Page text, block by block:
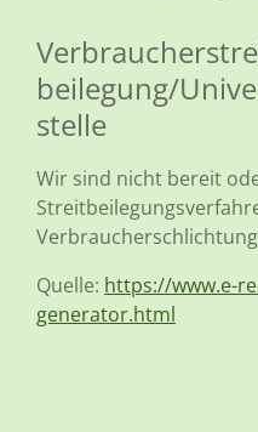
beilegung/
stelle
Wir sind nicht bereit
Quelle: https://www.e-
generator.html